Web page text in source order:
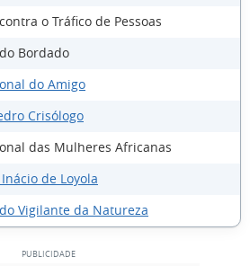
o Tráfico de Pessoas
Bordado
do Amigo
Crisólogo
das Mulheres Africanas
de Loyola
Vigilante da Natureza